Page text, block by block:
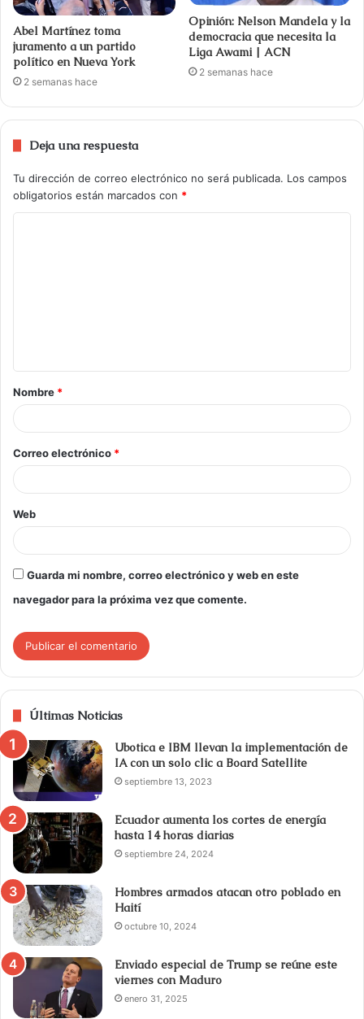
Abel Martínez toma
juramento a un partido
político en Nueva York
2 semanas hace
Opinión: Nelson Mandela y la
democracia que necesita la
Liga Awami | ACN
2 semanas hace
Deja una respuesta
Tu dirección de correo electrónico no será publicada. Los campos
obligatorios están marcados con *
Nombre *
Correo electrónico *
Web
Guarda mi nombre, correo electrónico y web en este
navegador para la próxima vez que comente.
Últimas Noticias
Ubotica e IBM llevan la implementación de
IA con un solo clic a Board Satellite
septiembre 13, 2023
Ecuador aumenta los cortes de energía
hasta 14 horas diarias
septiembre 24, 2024
Hombres armados atacan otro poblado en
Haití
octubre 10, 2024
Enviado especial de Trump se reúne este
viernes con Maduro
enero 31, 2025